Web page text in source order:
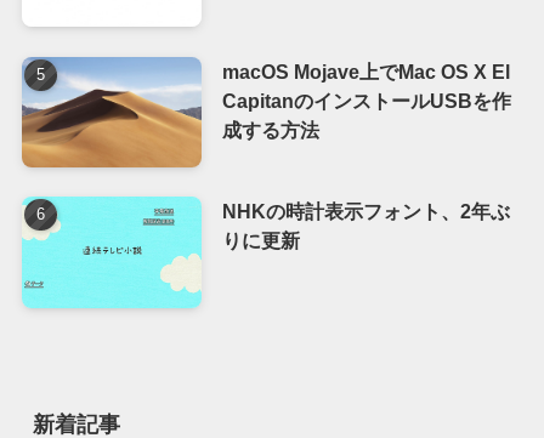
macOS Mojave上でMac OS X El
CapitanのインストールUSBを作
成する方法
NHKの時計表示フォント、2年ぶ
りに更新
新着記事